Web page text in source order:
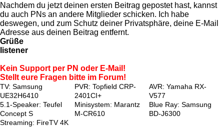
Nachdem du jetzt deinen ersten Beitrag gepostet hast, kannst
du auch PNs an andere Mitglieder schicken. Ich habe
deswegen, und zum Schutz deiner Privatsphäre, deine E-Mail
Adresse aus deinen Beitrag entfernt.
Grüße
listener
Kein Support per PN oder E-Mail!
Stellt eure Fragen bitte im Forum!
TV: Samsung
UE32H6410
PVR: Topfield CRP-
2401CI+
AVR: Yamaha RX-
V577
5.1-Speaker: Teufel
Concept S
Minisystem: Marantz
M-CR610
Blue Ray: Samsung
BD-J6300
Streaming: FireTV 4K